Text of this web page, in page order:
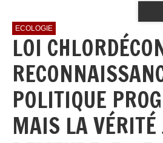
ECOLOGIE
LOI
POLITIQUE
MAIS LA VÉRITÉ